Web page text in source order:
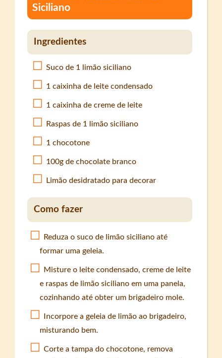
Siciliano
Ingredientes
Suco de 1 limão siciliano
1 caixinha de leite condensado
1 caixinha de creme de leite
Raspas de 1 limão siciliano
1 chocotone
100g de chocolate branco
Limão desidratado para decorar
Como fazer
Reduza o suco de limão siciliano até
formar uma geleia.
Misture o leite condensado, creme de leite
e raspas de limão siciliano em uma panela,
cozinhando até obter um brigadeiro mole.
Incorpore a geleia de limão ao brigadeiro,
misturando bem.
Corte a tampa do chocotone, remova